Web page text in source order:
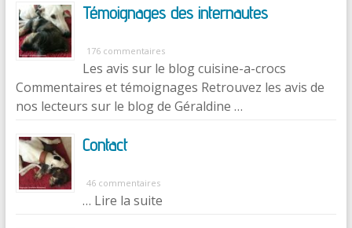
Témoignages des internautes
176 commentaires
Les avis sur le blog cuisine-a-crocs
Commentaires et témoignages Retrouvez les avis de
nos lecteurs sur le blog de Géraldine …
Contact
46 commentaires
… Lire la suite